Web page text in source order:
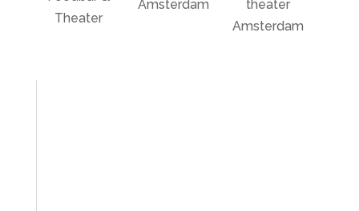
Theater
Amsterdam
theater
Amsterdam